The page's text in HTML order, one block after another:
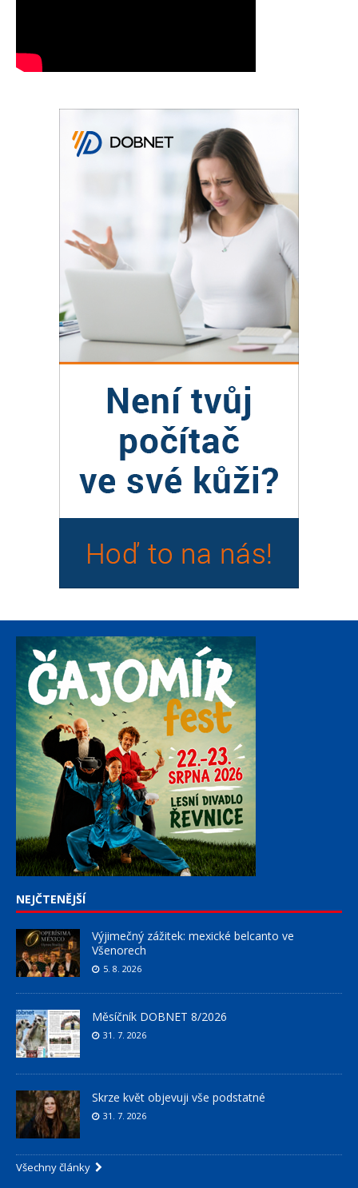
NEJČTENĚJŠÍ
Výjimečný zážitek: mexické belcanto ve
Všenorech
5. 8. 2026
Měsíčník DOBNET 8/2026
31. 7. 2026
Skrze květ objevuji vše podstatné
31. 7. 2026
Všechny články